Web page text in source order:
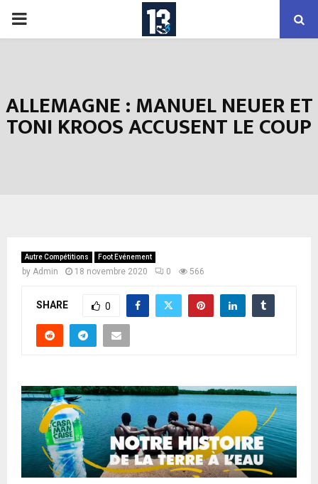
PRIMARY
ALLEMAGNE : MANUEL NEUER ET
TONI KROOS ACCUSENT LE COUP
Autre Compétitions Foot Evénement
by Admin 18 novembre 2020 0 566
SHARE 0